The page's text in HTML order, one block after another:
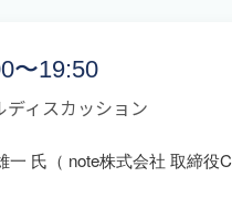
〜19:50
ディスカッション
一 氏（ note株式会社 取締役C